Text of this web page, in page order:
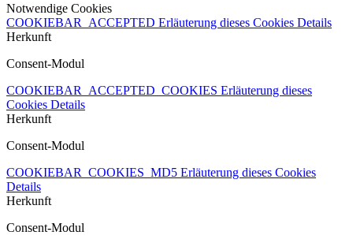
Notwendige Cookies
COOKIEBAR_ACCEPTED Erläuterung dieses Cookies Details
Herkunft
Consent-Modul
COOKIEBAR_ACCEPTED_COOKIES Erläuterung dieses
Cookies Details
Herkunft
Consent-Modul
COOKIEBAR_COOKIES_MD5 Erläuterung dieses Cookies
Details
Herkunft
Consent-Modul